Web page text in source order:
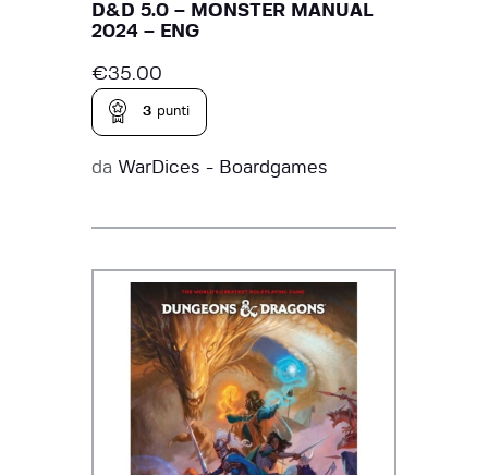
D&D 5.0 – MONSTER MANUAL
2024 – ENG
€35.00
3 punti
da WarDices - Boardgames